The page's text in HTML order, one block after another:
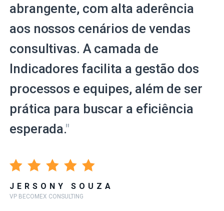
abrangente, com alta aderência
aos nossos cenários de vendas
consultivas. A camada de
Indicadores facilita a gestão dos
processos e equipes, além de ser
prática para buscar a eficiência
esperada."
JERSONY SOUZA
VP BECOMEX CONSULTING